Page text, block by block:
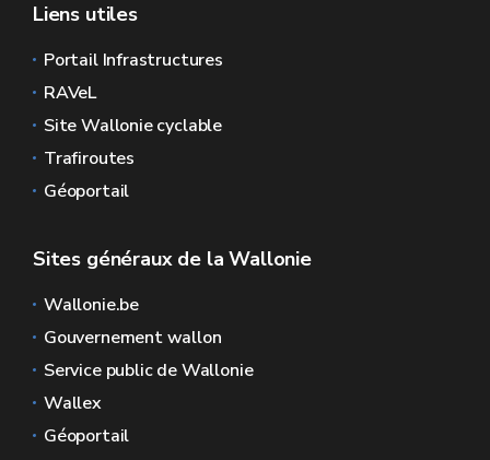
Liens utiles
Portail Infrastructures
RAVeL
Site Wallonie cyclable
Trafiroutes
Géoportail
Sites généraux de la Wallonie
Wallonie.be
Gouvernement wallon
Service public de Wallonie
Wallex
Géoportail